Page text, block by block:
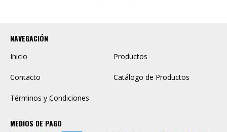
NAVEGACIÓN
Inicio Productos
Contacto Catálogo de Productos
Términos y Condiciones
MEDIOS DE PAGO